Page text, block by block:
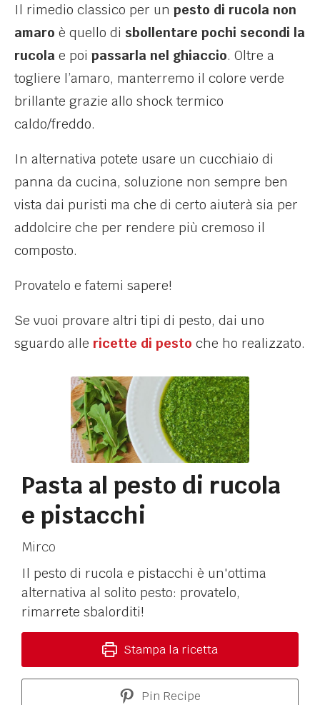
Il rimedio classico per un pesto di rucola non
amaro è quello di sbollentare pochi secondi la
rucola e poi passarla nel ghiaccio. Oltre a
togliere l’amaro, manterremo il colore verde
brillante grazie allo shock termico
caldo/freddo.
In alternativa potete usare un cucchiaio di
panna da cucina, soluzione non sempre ben
vista dai puristi ma che di certo aiuterà sia per
addolcire che per rendere più cremoso il
composto.
Provatelo e fatemi sapere!
Se vuoi provare altri tipi di pesto, dai uno
sguardo alle ricette di pesto che ho realizzato.
Pasta al pesto di rucola
e pistacchi
Mirco
Il pesto di rucola e pistacchi è un'ottima
alternativa al solito pesto: provatelo,
rimarrete sbalorditi!
Stampa la ricetta
Pin Recipe